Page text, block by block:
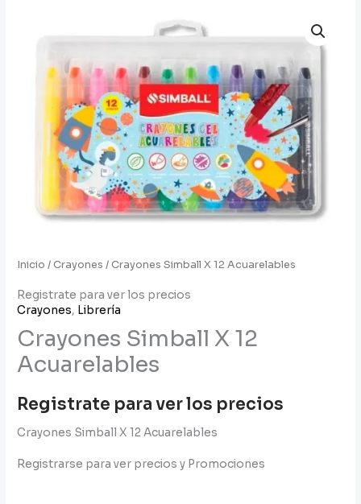
Inicio / Crayones / Crayones Simball X 12 Acuarelables
Registrate para ver los precios
Crayones, Librería
Crayones Simball X 12
Acuarelables
Registrate para ver los precios
Crayones Simball X 12 Acuarelables
Registrarse para ver precios y Promociones